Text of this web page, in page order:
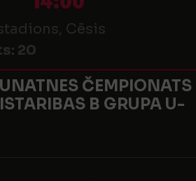
Cēsis
20
ČEMPIONATS
B GRUPA U-